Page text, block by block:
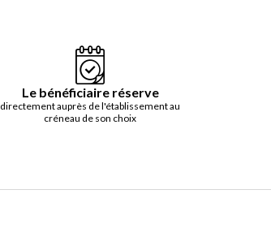
Le bénéficiaire réserve
directement auprès de l'établissement au
créneau de son choix